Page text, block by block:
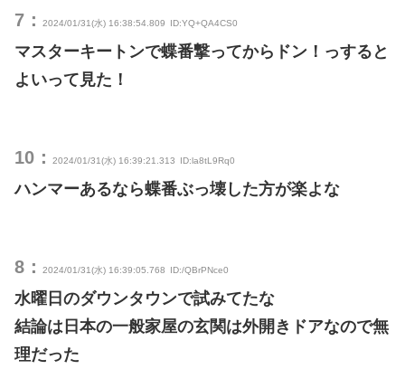
7： 2024/01/31(水) 16:38:54.809 ID:YQ+QA4CS0
マスターキートンで蝶番撃ってからドン！っすると
よいって見た！
10： 2024/01/31(水) 16:39:21.313 ID:la8tL9Rq0
ハンマーあるなら蝶番ぶっ壊した方が楽よな
8： 2024/01/31(水) 16:39:05.768 ID:/QBrPNce0
水曜日のダウンタウンで試みてたな
結論は日本の一般家屋の玄関は外開きドアなので無
理だった